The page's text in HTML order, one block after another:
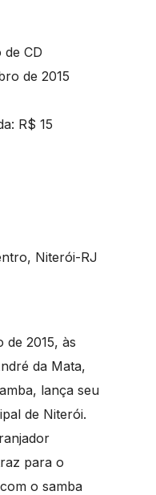
de CD
de 2015
R$ 15
Niterói-RJ
de 2015, às
da Mata,
lança seu
de Niterói.
para o
o samba